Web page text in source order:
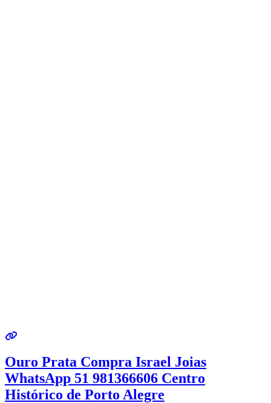
Ouro Prata Compra Israel Joias
WhatsApp 51 981366606 Centro
Histórico de Porto Alegre